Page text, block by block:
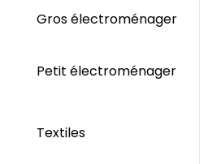
Gros électroménager
Petit électroménager
Textiles